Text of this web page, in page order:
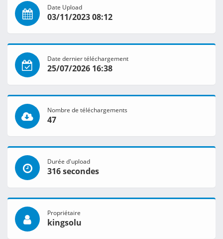
Date Upload
03/11/2023 08:12
Date dernier téléchargement
25/07/2026 16:38
Nombre de téléchargements
47
Durée d'upload
316 secondes
Propriétaire
kingsolu